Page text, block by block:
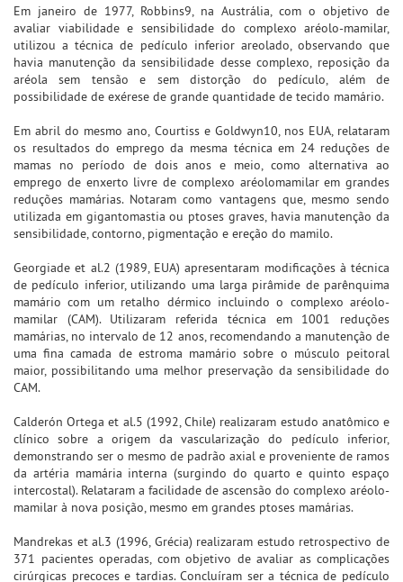
Em janeiro de 1977, Robbins9, na Austrália, com o objetivo de
avaliar viabilidade e sensibilidade do complexo aréolo-mamilar,
utilizou a técnica de pedículo inferior areolado, observando que
havia manutenção da sensibilidade desse complexo, reposição da
aréola sem tensão e sem distorção do pedículo, além de
possibilidade de exérese de grande quantidade de tecido mamário.
Em abril do mesmo ano, Courtiss e Goldwyn10, nos EUA, relataram
os resultados do emprego da mesma técnica em 24 reduções de
mamas no período de dois anos e meio, como alternativa ao
emprego de enxerto livre de complexo aréolomamilar em grandes
reduções mamárias. Notaram como vantagens que, mesmo sendo
utilizada em gigantomastia ou ptoses graves, havia manutenção da
sensibilidade, contorno, pigmentação e ereção do mamilo.
Georgiade et al.2 (1989, EUA) apresentaram modificações à técnica
de pedículo inferior, utilizando uma larga pirâmide de parênquima
mamário com um retalho dérmico incluindo o complexo aréolo-
mamilar (CAM). Utilizaram referida técnica em 1001 reduções
mamárias, no intervalo de 12 anos, recomendando a manutenção de
uma fina camada de estroma mamário sobre o músculo peitoral
maior, possibilitando uma melhor preservação da sensibilidade do
CAM.
Calderón Ortega et al.5 (1992, Chile) realizaram estudo anatômico e
clínico sobre a origem da vascularização do pedículo inferior,
demonstrando ser o mesmo de padrão axial e proveniente de ramos
da artéria mamária interna (surgindo do quarto e quinto espaço
intercostal). Relataram a facilidade de ascensão do complexo aréolo-
mamilar à nova posição, mesmo em grandes ptoses mamárias.
Mandrekas et al.3 (1996, Grécia) realizaram estudo retrospectivo de
371 pacientes operadas, com objetivo de avaliar as complicações
cirúrgicas precoces e tardias. Concluíram ser a técnica de pedículo